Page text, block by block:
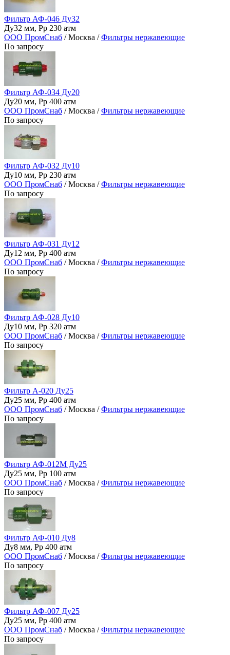
Фильтр АФ-046 Ду32
Ду32 мм, Рр 230 атм
ООО ПромСнаб / Москва /Фильтры нержавеющие
По запросу
Фильтр АФ-034 Ду20
Ду20 мм, Рр 400 атм
ООО ПромСнаб / Москва /Фильтры нержавеющие
По запросу
Фильтр АФ-032 Ду10
Ду10 мм, Рр 230 атм
ООО ПромСнаб / Москва /Фильтры нержавеющие
По запросу
Фильтр АФ-031 Ду12
Ду12 мм, Рр 400 атм
ООО ПромСнаб / Москва /Фильтры нержавеющие
По запросу
Фильтр АФ-028 Ду10
Ду10 мм, Рр 320 атм
ООО ПромСнаб / Москва /Фильтры нержавеющие
По запросу
Фильтр А-020 Ду25
Ду25 мм, Рр 400 атм
ООО ПромСнаб / Москва /Фильтры нержавеющие
По запросу
Фильтр АФ-012М Ду25
Ду25 мм, Рр 100 атм
ООО ПромСнаб / Москва /Фильтры нержавеющие
По запросу
Фильтр АФ-010 Ду8
Ду8 мм, Рр 400 атм
ООО ПромСнаб / Москва /Фильтры нержавеющие
По запросу
Фильтр АФ-007 Ду25
Ду25 мм, Рр 400 атм
ООО ПромСнаб / Москва /Фильтры нержавеющие
По запросу